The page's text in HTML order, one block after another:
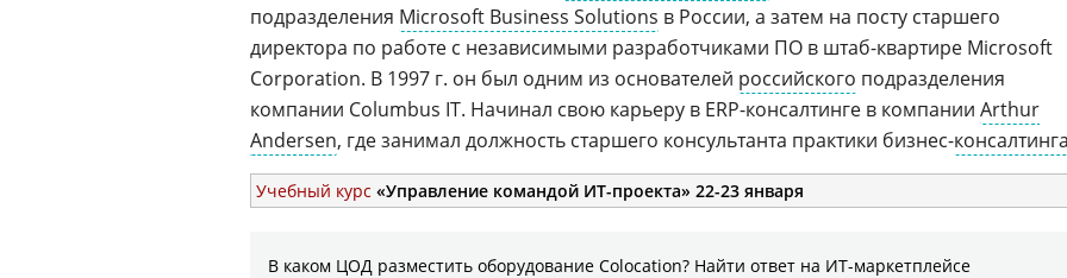
подразделения Microsoft Business Solutions в России, а затем на посту старшего
директора по работе с независимыми разработчиками ПО в штаб-квартире Microsoft
Corporation. В 1997 г. он был одним из основателей российского подразделения
компании Columbus IT. Начинал свою карьеру в ERP-консалтинге в компании Arthur
Andersen, где занимал должность старшего консультанта практики бизнес-консалтинга
Учебный курс «Управление командой ИТ-проекта» 22-23 января
В каком ЦОД разместить оборудование Colocation? Найти ответ на ИТ-маркетплейсе